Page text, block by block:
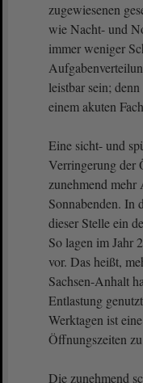
zugewiesenen
wie Nacht- und
immer weniger
leistbar sein;
einem akuten
Eine sicht- und
Verringerung der
zunehmend
Sonnabenden. In
dieser Stelle ein
So lagen im Jahr
vor. Das heißt,
Sachsen-Anhalt
Entlastung
Werktagen ist
Öffnungszeiten
Die zunehmend